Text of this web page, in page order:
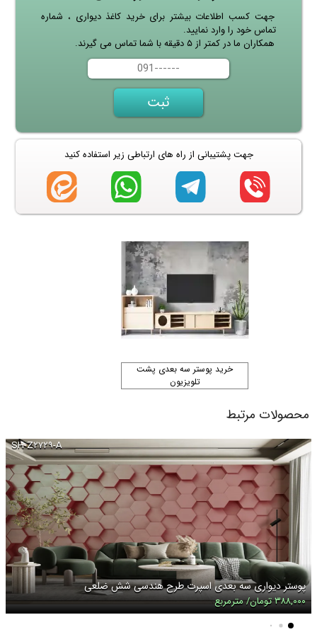
جهت کسب اطلاعات بیشتر برای خرید کاغذ دیواری ، شماره
تماس خود را وارد نمایید.
همکاران ما در کمتر از ۵ دقیقه با شما تماس می گیرند.
جهت پشتیبانی از راه های ارتباطی زیر استفاده کنید
خرید پوستر سه بعدی پشت
تلویزیون
محصولات مرتبط
SH-Z۲۷۲۹-A
پوستر دیواری سه بعدی اسپرت طرح هندسی شش ضلعی
۳۸۸,۰۰۰ تومان/ مترمربع